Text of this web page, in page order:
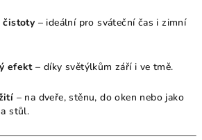
čistoty – ideální pro sváteční čas i zimní
efekt– díky světýlkům září i ve tmě.
– na dveře, stěnu, do oken nebo jako
stůl.